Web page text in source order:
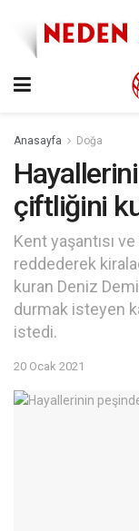
Anasayfa Doğa
çiftliğini
Kent yaşantısı
reddederek
kuran Deniz
durmak isteyen
istedi.
20 Ocak 2021